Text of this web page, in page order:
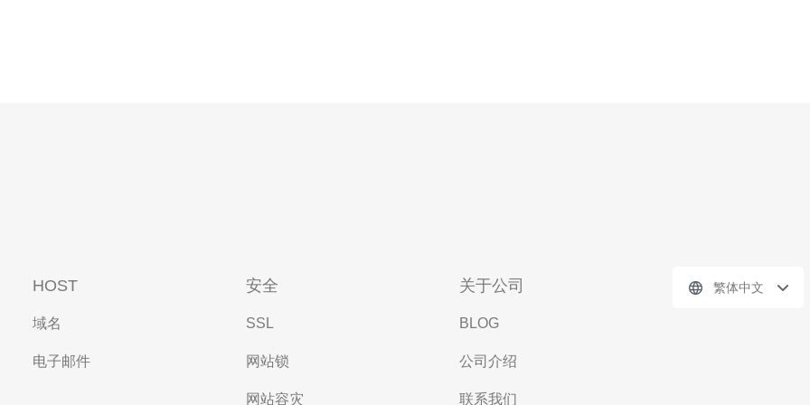
HOST
域名
电子邮件
安全
SSL
网站锁
网站容灾
关于公司
BLOG
公司介绍
联系我们
繁体中文